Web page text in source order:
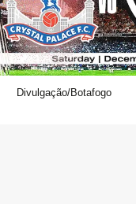
Divulgação/Botafogo